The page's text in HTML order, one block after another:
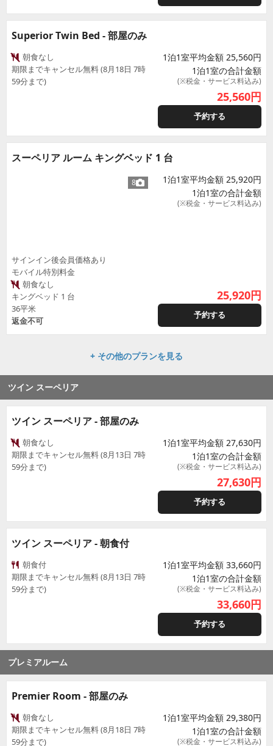
Superior Twin Bed - 部屋のみ
朝食なし
期限までキャンセル無料 (8月18日 7時
59分まで)
1泊1室平均金額 25,560円
1泊1室の合計金額
(※税金・サービス料込み)
25,560円
予約する
スーペリア ルーム キングベッド 1 台
8
サインイン後会員価格あり
モバイル特別料金
朝食なし
キングベッド 1 台
36平米
返金不可
1泊1室平均金額 25,920円
1泊1室の合計金額
(※税金・サービス料込み)
25,920円
予約する
+ その他のプランを見る
ツイン スーペリア
ツイン スーペリア - 部屋のみ
朝食なし
期限までキャンセル無料 (8月13日 7時
59分まで)
1泊1室平均金額 27,630円
1泊1室の合計金額
(※税金・サービス料込み)
27,630円
予約する
ツイン スーペリア - 朝食付
朝食付
期限までキャンセル無料 (8月13日 7時
59分まで)
1泊1室平均金額 33,660円
1泊1室の合計金額
(※税金・サービス料込み)
33,660円
予約する
プレミアルーム
Premier Room - 部屋のみ
朝食なし
期限までキャンセル無料 (8月18日 7時
59分まで)
1泊1室平均金額 29,380円
1泊1室の合計金額
(※税金・サービス料込み)